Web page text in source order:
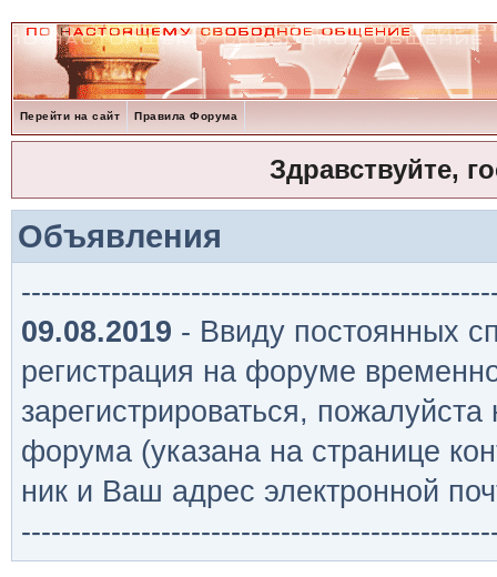
Перейти на сайт Правила Форума
Здравствуйте,
Объявления
09.08.2019 - Ввиду постоянных
регистрация на форуме
зарегистрироваться,
форума (указана на странице
ник и Ваш адрес электронной